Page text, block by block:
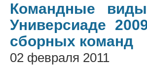
Командные
Универсиаде
сборных команд
02 февраля 2011